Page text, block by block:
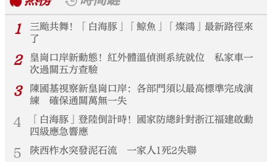
1
三颱共舞！「白海豚」「鯨魚」「燦鴻」最新路徑來
了
2
皇崗口岸新動態！紅外體溫偵測系統就位 私家車一
次過關五方查驗
3
陳國基視察新皇崗口岸：各部門須以最高標準完成演
練 確保通關萬無一失
4
「白海豚」登陸倒計時！國家防總針對浙江福建啟動
四級應急響應
5 陝西柞水突發泥石流 一家人1死2失聯